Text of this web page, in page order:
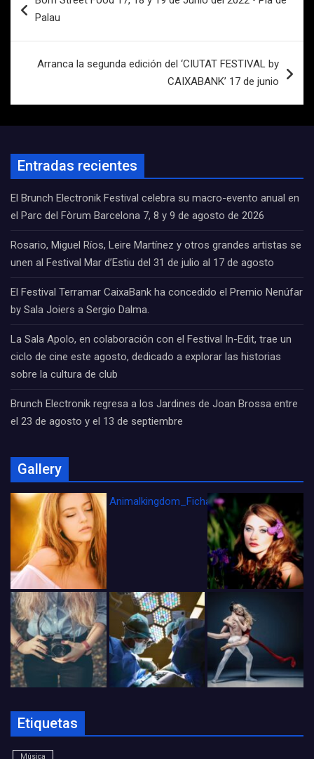
de
Palau
Arranca la segunda edición del ‘CIUTAT FESTIVAL by
CAIXABANK’ 17 de junio
Entradas recientes
El Brunch Electronik Festival celebra su macro-evento anual en
el Parc del Fòrum Barcelona 7, 8 y 9 de agosto de 2026
Rosario, Miguel Ríos, Leire Martínez y otros grandes artistas se
unen al Festival Mar d’Estiu del 31 de julio al 17 de agosto
El Festival Terramar CaixaBank ha concedido el Premio Nenúfar
by Sala Joiers a Sergio Dalma.
La Sala Apolo, en colaboración con el Festival In-Edit, trae un
ciclo de cine este agosto, dedicado a explorar las historias
sobre la cultura de club
Brunch Electronik regresa a los Jardines de Joan Brossa entre
el 23 de agosto y el 13 de septiembre
Gallery
Animalkingdom_FichaCine
Etiquetas
Música